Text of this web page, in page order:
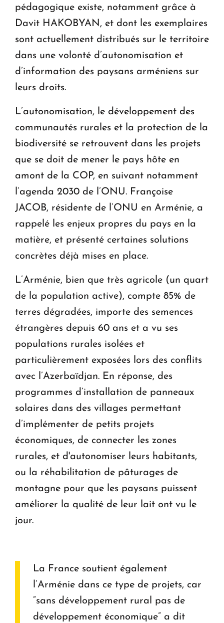
pédagogique existe, notamment grâce à
Davit HAKOBYAN, et dont les exemplaires
sont actuellement distribués sur le territoire
dans une volonté d’autonomisation et
d’information des paysans arméniens sur
leurs droits.
L’autonomisation, le développement des
communautés rurales et la protection de la
biodiversité se retrouvent dans les projets
que se doit de mener le pays hôte en
amont de la COP, en suivant notamment
l’agenda 2030 de l’ONU. Françoise
JACOB, résidente de l’ONU en Arménie, a
rappelé les enjeux propres du pays en la
matière, et présenté certaines solutions
concrètes déjà mises en place.
L’Arménie, bien que très agricole (un quart
de la population active), compte 85% de
terres dégradées, importe des semences
étrangères depuis 60 ans et a vu ses
populations rurales isolées et
particulièrement exposées lors des conflits
avec l’Azerbaïdjan. En réponse, des
programmes d’installation de panneaux
solaires dans des villages permettant
d’implémenter de petits projets
économiques, de connecter les zones
rurales, et d'autonomiser leurs habitants,
ou la réhabilitation de pâturages de
montagne pour que les paysans puissent
améliorer la qualité de leur lait ont vu le
jour.
La France soutient également
l’Arménie dans ce type de projets, car
“sans développement rural pas de
développement économique” a dit